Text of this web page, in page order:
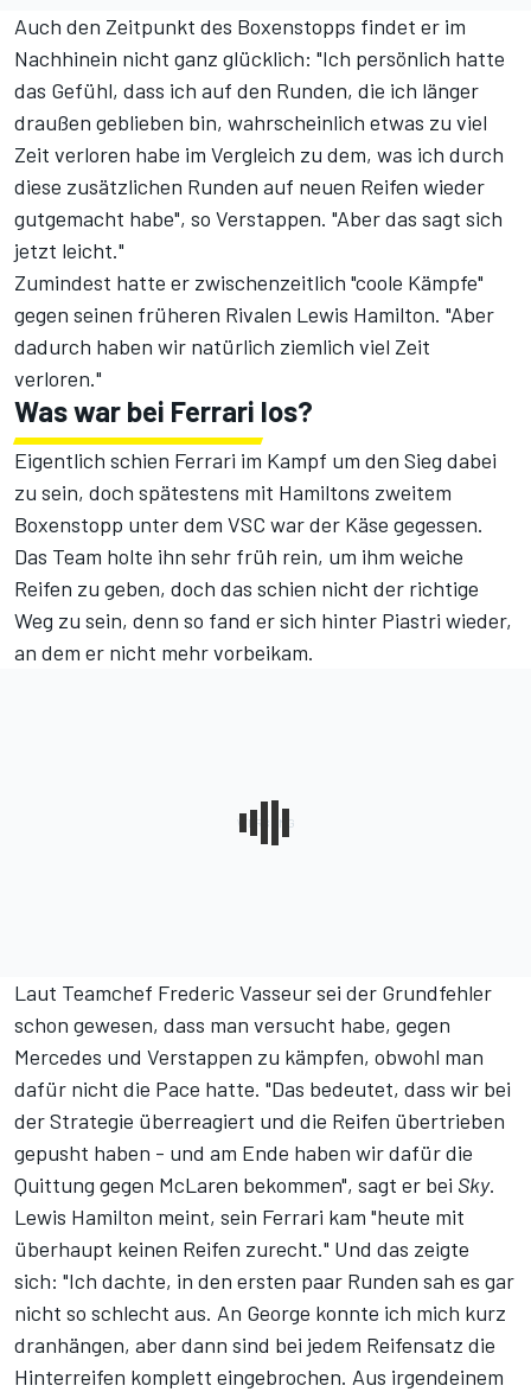
Auch den Zeitpunkt des Boxenstopps findet er im
Nachhinein nicht ganz glücklich: "Ich persönlich hatte
das Gefühl, dass ich auf den Runden, die ich länger
draußen geblieben bin, wahrscheinlich etwas zu viel
Zeit verloren habe im Vergleich zu dem, was ich durch
diese zusätzlichen Runden auf neuen Reifen wieder
gutgemacht habe", so Verstappen. "Aber das sagt sich
jetzt leicht."
Zumindest hatte er zwischenzeitlich "coole Kämpfe"
gegen seinen früheren Rivalen Lewis Hamilton. "Aber
dadurch haben wir natürlich ziemlich viel Zeit
verloren."
Was war bei Ferrari los?
Eigentlich schien Ferrari im Kampf um den Sieg dabei
zu sein, doch spätestens mit Hamiltons zweitem
Boxenstopp unter dem VSC war der Käse gegessen.
Das Team holte ihn sehr früh rein, um ihm weiche
Reifen zu geben, doch das schien nicht der richtige
Weg zu sein, denn so fand er sich hinter Piastri wieder,
an dem er nicht mehr vorbeikam.
Laut Teamchef Frederic Vasseur sei der Grundfehler
schon gewesen, dass man versucht habe, gegen
Mercedes und Verstappen zu kämpfen, obwohl man
dafür nicht die Pace hatte. "Das bedeutet, dass wir bei
der Strategie überreagiert und die Reifen übertrieben
gepusht haben - und am Ende haben wir dafür die
Quittung gegen McLaren bekommen", sagt er bei Sky.
Lewis Hamilton meint, sein Ferrari kam "heute mit
überhaupt keinen Reifen zurecht." Und das zeigte
sich: "Ich dachte, in den ersten paar Runden sah es gar
nicht so schlecht aus. An George konnte ich mich kurz
dranhängen, aber dann sind bei jedem Reifensatz die
Hinterreifen komplett eingebrochen. Aus irgendeinem